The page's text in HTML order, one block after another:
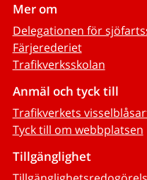
Mer om
Delegationen för
Färjerederiet
Trafikverksskolan
Anmäl och tyck till
Trafikverkets
Tyck till om webbplatsen
Tillgänglighet